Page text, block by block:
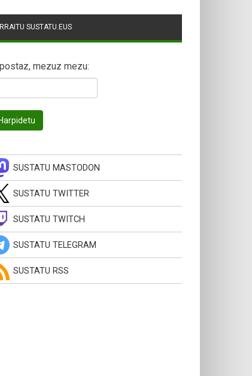
SUSTATU.EUS
mezuz mezu:
SUSTATU MASTODON
SUSTATU TWITTER
SUSTATU TWITCH
SUSTATU TELEGRAM
SUSTATU RSS